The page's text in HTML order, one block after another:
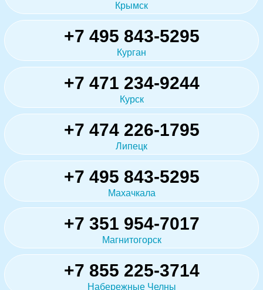
Крымск
+7 495 843-5295
Курган
+7 471 234-9244
Курск
+7 474 226-1795
Липецк
+7 495 843-5295
Махачкала
+7 351 954-7017
Магнитогорск
+7 855 225-3714
Набережные Челны